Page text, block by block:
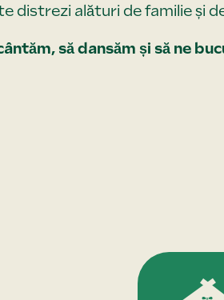
distrezi alături de familie și
să dansăm și să ne